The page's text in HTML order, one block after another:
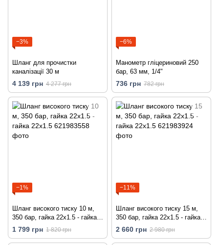
−3%
Шланг для прочистки
каналізації 30 м
4 139 грн 4 277 грн
−6%
Манометр гліцериновий 250
бар, 63 мм, 1/4"
736 грн 782 грн
−1%
Шланг високого тиску 10 м,
350 бар, гайка 22х1.5 - гайка
22х1.5
1 799 грн 1 820 грн
−11%
Шланг високого тиску 15 м,
350 бар, гайка 22х1.5 - гайка
22х1.5
2 660 грн 2 980 грн